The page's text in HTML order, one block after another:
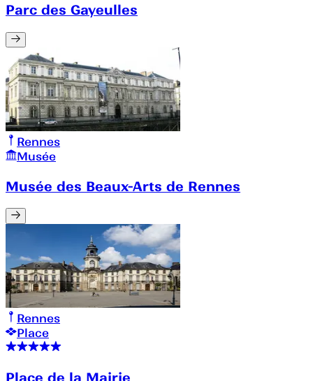
Parc des Gayeulles
Rennes
Musée
Musée des Beaux-Arts de Rennes
Rennes
Place
Place de la Mairie